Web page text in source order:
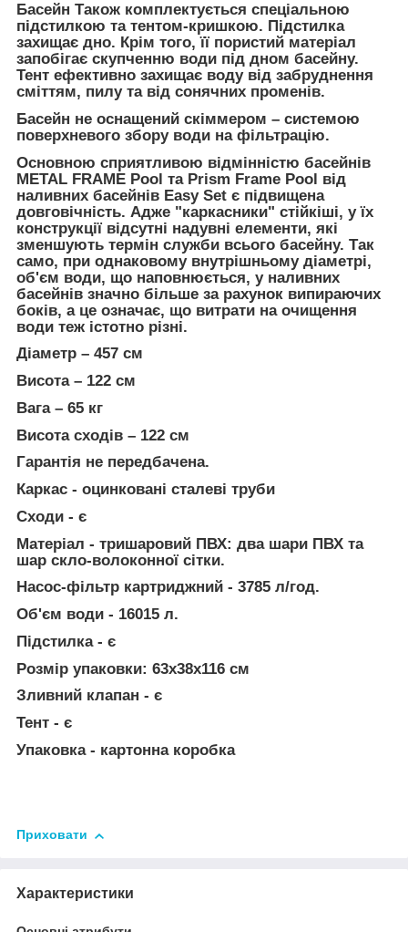
Басейн Також комплектується спеціальною
підстилкою та тентом-кришкою. Підстилка
захищає дно. Крім того, її пористий матеріал
запобігає скупченню води під дном басейну.
Тент ефективно захищає воду від забруднення
сміттям, пилу та від сонячних променів.
Басейн не оснащений скіммером – системою
поверхневого збору води на фільтрацію.
Основною сприятливою відмінністю басейнів
METAL FRAME Pool та Prism Frame Pool від
наливних басейнів Easy Set є підвищена
довговічність. Адже "каркасники" стійкіші, у їх
конструкції відсутні надувні елементи, які
зменшують термін служби всього басейну. Так
само, при однаковому внутрішньому діаметрі,
об'єм води, що наповнюється, у наливних
басейнів значно більше за рахунок випираючих
боків, а це означає, що витрати на очищення
води теж істотно різні.
Діаметр – 457 см
Висота – 122 см
Вага – 65 кг
Висота сходів – 122 см
Гарантія не передбачена.
Каркас - оцинковані сталеві труби
Сходи - є
Матеріал - тришаровий ПВХ: два шари ПВХ та
шар скло-волоконної сітки.
Насос-фільтр картриджний - 3785 л/год.
Об'єм води - 16015 л.
Підстилка - є
Розмір упаковки: 63x38x116 см
Зливний клапан - є
Тент - є
Упаковка - картонна коробка
Приховати
Характеристики